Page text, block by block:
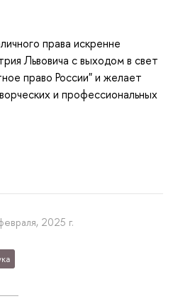
права искренне
Львовича с выходом в свет
право России" и желает
и профессиональных
2025 г.